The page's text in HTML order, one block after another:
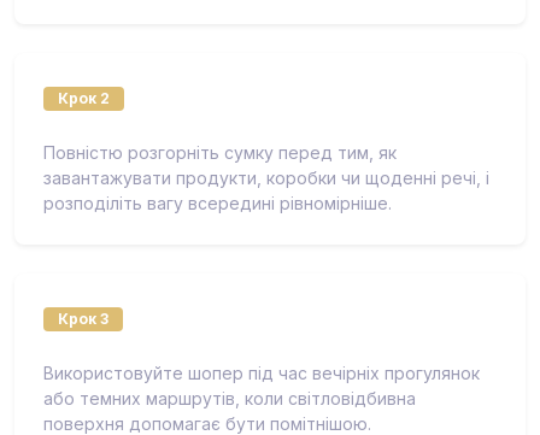
Крок 2
Повністю розгорніть сумку перед тим, як
завантажувати продукти, коробки чи щоденні речі, і
розподіліть вагу всередині рівномірніше.
Крок 3
Використовуйте шопер під час вечірніх прогулянок
або темних маршрутів, коли світловідбивна
поверхня допомагає бути помітнішою.